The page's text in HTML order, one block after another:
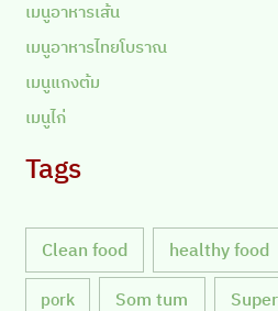
เมนูอาหารเส้น
เมนูอาหารไทยโบราณ
เมนูแกงต้ม
เมนูไก่
Tags
Clean food healthy food
pork Som tum